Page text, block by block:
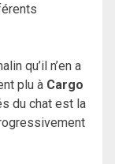
qu’il n’en a
plu à Cargo
du chat est la